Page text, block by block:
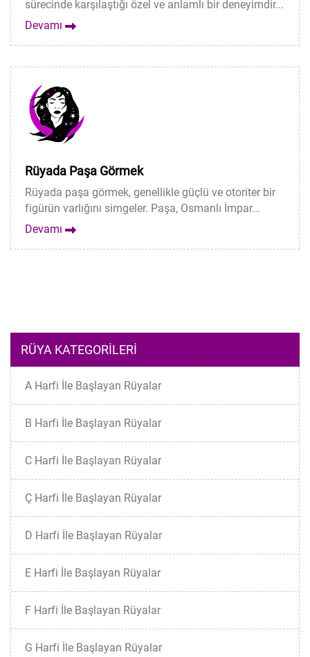
sürecinde karşılaştığı özel ve anlamlı bir deneyimdir...
Devamı
Rüyada Paşa Görmek
Rüyada paşa görmek, genellikle güçlü ve otoriter bir
figürün varlığını simgeler. Paşa, Osmanlı İmpar...
Devamı
RÜYA KATEGORILERI
A Harfi İle Başlayan Rüyalar
B Harfi İle Başlayan Rüyalar
C Harfi İle Başlayan Rüyalar
Ç Harfi İle Başlayan Rüyalar
D Harfi İle Başlayan Rüyalar
E Harfi İle Başlayan Rüyalar
F Harfi İle Başlayan Rüyalar
G Harfi İle Başlayan Rüyalar